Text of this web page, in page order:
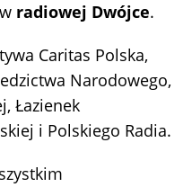
radiowej Dwójce.
Caritas Polska,
Narodowego,
Łazienek
i Polskiego Radia.